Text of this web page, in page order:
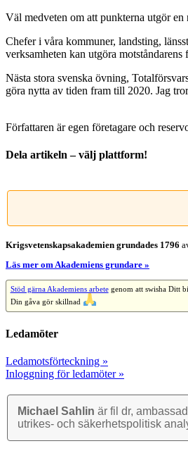
Väl medveten om att punkterna utgör
Chefer i våra kommuner, landsting,
verksamheten kan utgöra motståndarens
Nästa stora svenska övning,
göra nytta av tiden fram till 2020. Jag
Författaren är egen företagare och
Dela artikeln – välj plattform!
post
Krigsvetenskap­sakademien grundades 1796
Läs mer om Akademiens grundare »
Stöd gärna Akademiens arbetegenom att swisha Ditt
Din gåva gör skillnad
Ledamöter
Ledamotsförteckning »
Inloggning för ledamöter »
Michael Sahlin är fil dr,
utrikes- och säkerhets­politisk